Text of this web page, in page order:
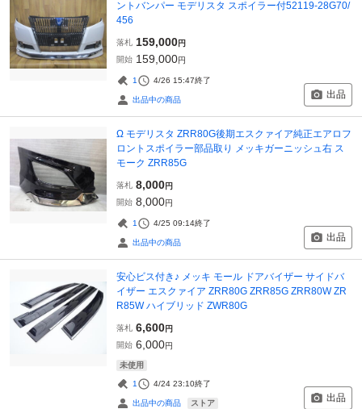
ントバンパー モデリスタ スポイラー付52119-28G70/
456
落札 159,000円
開始 159,000円
1 4/26 15:47終了
出品中の商品 出品
Ω モデリスタ ZRR80G後期エスクァイア純正エアロフ
ロントスポイラー部品取り メッキガーニッシュ右 ス
モーク ZRR85G
落札 8,000円
開始 8,000円
1 4/25 09:14終了
出品中の商品 出品
安心ビス付き♪ メッキ モール ドアバイザー サイドバ
イザー エスクァイア ZRR80G ZRR85G ZRR80W ZR
R85W ハイブリッド ZWR80G
落札 6,600円
開始 6,000円
未使用
1 4/24 23:10終了
出品中の商品 ストア 出品